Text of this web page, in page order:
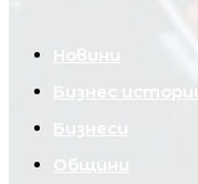
Новини
Бизнес истории
Бизнеси
Общини